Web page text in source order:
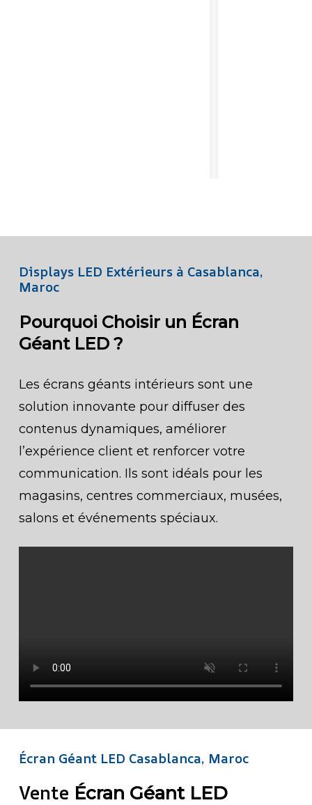
Displays LED Extérieurs à Casablanca,
Maroc
Pourquoi Choisir un Écran
Géant LED ?
Les écrans géants intérieurs sont une
solution innovante pour diffuser des
contenus dynamiques, améliorer
l’expérience client et renforcer votre
communication. Ils sont idéals pour les
magasins, centres commerciaux, musées,
salons et événements spéciaux.
Écran Géant LED Casablanca, Maroc
Vente Écran Géant LED